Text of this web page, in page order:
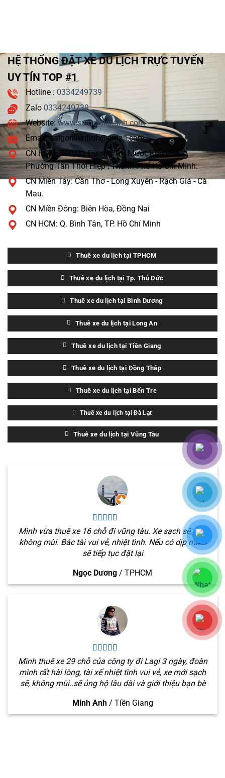
—
Góc
Thực
Tế
Người
Hay
Đưa
Khách
Xuống
Đây
HỆ THỐNG ĐẶT XE DU LỊCH TRỰC TUYẾN
UY TÍN TOP #1
Hotline : 0334249739
Zalo 0334249739
Website: www.saigonlientinh.com
Email: saigonlientinh@gmail.com
CN HCM: 500/31 Dương Thị Mười, Khu Phố 4,
Phường Tân Thới Hiệp , Thành Phố Hồ Chí Minh.
CN Miền Tây: Cần Thơ - Long Xuyên - Rạch Giá - Cà
Mau.
CN Miền Đông: Biên Hòa, Đồng Nai
CN HCM: Q. Bình Tân, TP. Hồ Chí Minh
Thuê xe du lịch tại TPHCM
Thuê xe du lịch tại Tp. Thủ Đức
Thuê xe du lịch tại Bình Dương
Thuê xe du lịch tại Long An
Thuê xe du lịch tại Tiền Giang
Thuê xe du lịch tại Đồng Tháp
Thuê xe du lịch tại Bến Tre
Thuê xe du lịch tại Đà Lạt
Thuê xe du lịch tại Vũng Tàu
Mình vừa thuê xe 16 chỗ đi vũng tàu. Xe sạch sẽ, êm,
không mùi. Bác tài vui vẻ, nhiệt tình. Nếu có dịp mình
sẽ tiếp tục đặt lại
Ngọc Dương / TPHCM
Mình thuê xe 29 chỗ của công ty đi Lagi 3 ngày, đoàn
mình rất hài lòng, tài xế nhiệt tình vui vẻ, xe mới sạch
sẽ, không mùi..sẽ ủng hộ lâu dài và giới thiệu bạn bè
Minh Anh / Tiền Giang